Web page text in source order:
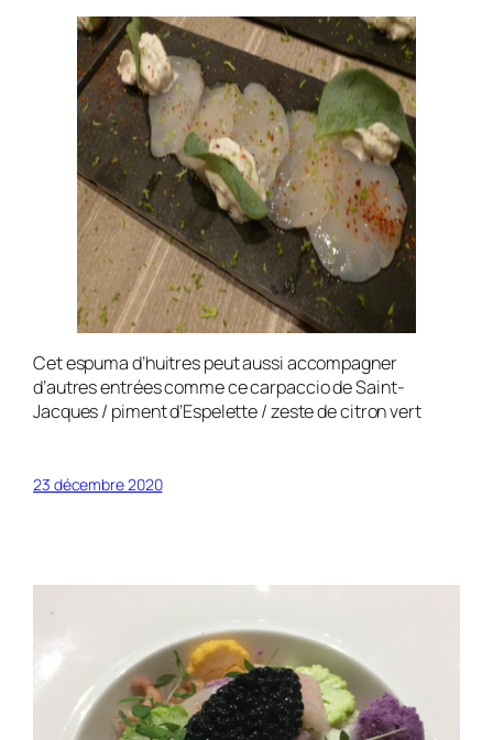
Cet espuma d’huitres peut aussi accompagner
d’autres entrées comme ce carpaccio de Saint-
Jacques / piment d’Espelette / zeste de citron vert
23 décembre 2020